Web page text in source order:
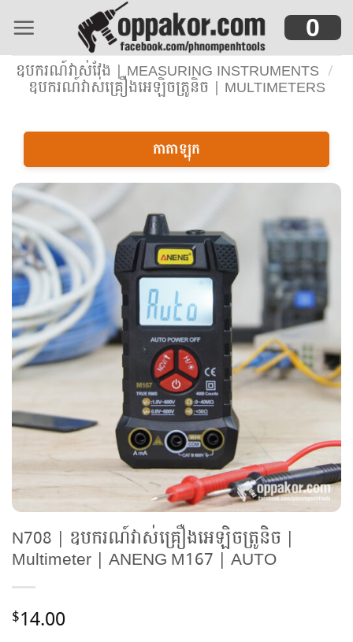
0
ឧបករណ៍វាស់វែង | MEASURING INSTRUMENTS /
ឧបករណ៍វាស់គ្រឿងអេឡិចត្រូនិច | MULTIMETERS
កាតាឡុក
N708 | ឧបករណ៍វាស់គ្រឿងអេឡិចត្រូនិច |
Multimeter | ANENG M167 | AUTO
$14.00